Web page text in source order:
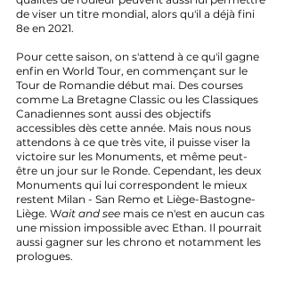
de viser un titre mondial, alors qu'il a déjà fini
8e en 2021.
Pour cette saison, on s'attend à ce qu'il gagne
enfin en World Tour, en commençant sur le
Tour de Romandie début mai. Des courses
comme La Bretagne Classic ou les Classiques
Canadiennes sont aussi des objectifs
accessibles dès cette année. Mais nous nous
attendons à ce que très vite, il puisse viser la
victoire sur les Monuments, et même peut-
être un jour sur le Ronde. Cependant, les deux
Monuments qui lui correspondent le mieux
restent Milan - San Remo et Liège-Bastogne-
Liège. Wait and see mais ce n'est en aucun cas
une mission impossible avec Ethan. Il pourrait
aussi gagner sur les chrono et notamment les
prologues.